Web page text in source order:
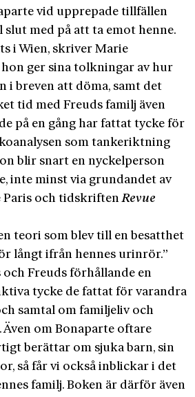
vid upprepade tillfällen
med på att ta emot henne.
i Wien, skriver Marie
ger sina tolkningar av hur
i breven att döma, samt det
tid med Freuds familj även
på en gång har fattat tycke för
som tankeriktning
blir snart en nyckelperson
inte minst via grundandet av
Paris och tidskriftenRevue
teori som blev till en besatthet
långt ifrån hennes urinrör.”
Freuds förhållande en
tycke de fattat för varandra
samtal om familjeliv och
om Bonaparte oftare
berättar om sjuka barn, sin
så får vi också inblickar i det
familj. Boken är därför även